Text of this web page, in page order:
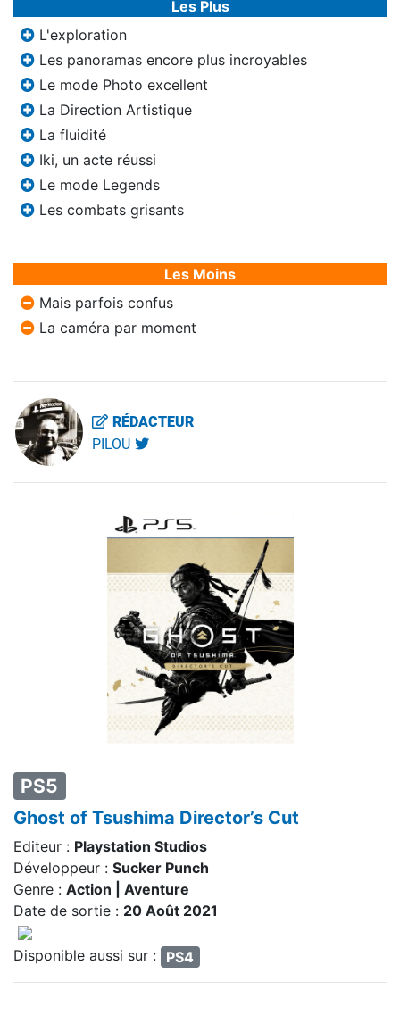
Les Plus
L'exploration
Les panoramas encore plus incroyables
Le mode Photo excellent
La Direction Artistique
La fluidité
Iki, un acte réussi
Le mode Legends
Les combats grisants
Les Moins
Mais parfois confus
La caméra par moment
RÉDACTEUR
PILOU
PS5
Ghost of Tsushima Director’s Cut
Editeur : Playstation Studios
Développeur : Sucker Punch
Genre : Action | Aventure
Date de sortie : 20 Août 2021
Disponible aussi sur : PS4